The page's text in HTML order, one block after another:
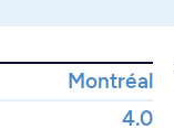
Montréal
4.0